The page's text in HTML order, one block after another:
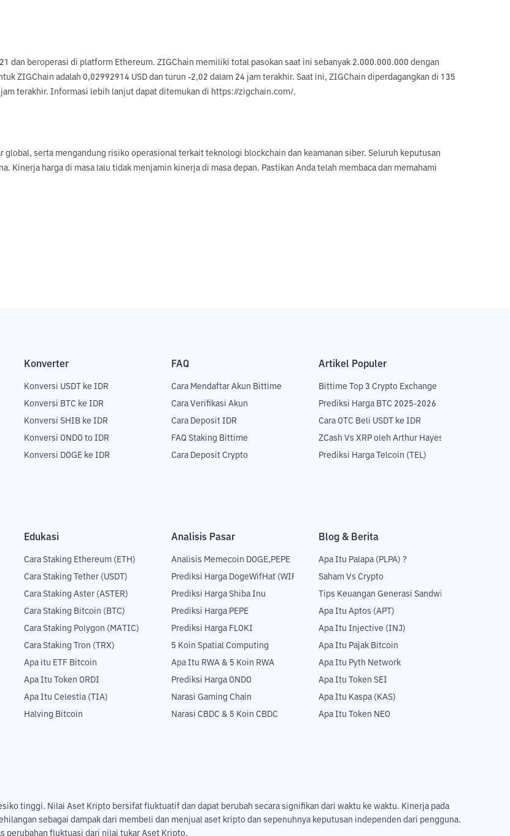
dan beroperasi di platform Ethereum. ZIGChain memiliki total pasokan saat ini sebanyak 2.000.000.000 dengan
ZIGChain adalah 0,02992914 USD dan turun -2,02 dalam 24 jam terakhir. Saat ini, ZIGChain diperdagangkan di 135
terakhir. Informasi lebih lanjut dapat ditemukan di https://zigchain.com/.
serta mengandung risiko operasional terkait teknologi blockchain dan keamanan siber. Seluruh keputusan
Kinerja harga di masa lalu tidak menjamin kinerja di masa depan. Pastikan Anda telah membaca dan memahami
Konverter
Konversi USDT ke IDR
Konversi BTC ke IDR
Konversi SHIB ke IDR
Konversi ONDO to IDR
Konversi DOGE ke IDR
FAQ
Cara Mendaftar Akun Bittime
Cara Verifikasi Akun
Cara Deposit IDR
FAQ Staking Bittime
Cara Deposit Crypto
Artikel Populer
Bittime Top 3 Crypto Exchange
Prediksi Harga BTC 2025-2026
Cara OTC Beli USDT ke IDR
ZCash Vs XRP oleh Arthur Hayes
Prediksi Harga Telcoin (TEL)
Edukasi
Cara Staking Ethereum (ETH)
Cara Staking Tether (USDT)
Cara Staking Aster (ASTER)
Cara Staking Bitcoin (BTC)
Cara Staking Polygon (MATIC)
Cara Staking Tron (TRX)
Apa itu ETF Bitcoin
Apa Itu Token ORDI
Apa Itu Celestia (TIA)
Halving Bitcoin
Analisis Pasar
Analisis Memecoin DOGE,PEPE
Prediksi Harga DogeWifHat (WIF)
Prediksi Harga Shiba Inu
Prediksi Harga PEPE
Prediksi Harga FLOKI
5 Koin Spatial Computing
Apa Itu RWA & 5 Koin RWA
Prediksi Harga ONDO
Narasi Gaming Chain
Narasi CBDC & 5 Koin CBDC
Blog & Berita
Apa Itu Palapa (PLPA) ?
Saham Vs Crypto
Tips Keuangan Generasi Sandwich
Apa Itu Aptos (APT)
Apa Itu Injective (INJ)
Apa Itu Pajak Bitcoin
Apa Itu Pyth Network
Apa Itu Token SEI
Apa Itu Kaspa (KAS)
Apa Itu Token NEO
tinggi. Nilai Aset Kripto bersifat fluktuatif dan dapat berubah secara signifikan dari waktu ke waktu. Kinerja pada
sebagai dampak dari membeli dan menjual aset kripto dan sepenuhnya keputusan independen dari pengguna.
perubahan fluktuasi dari nilai tukar Aset Kripto.